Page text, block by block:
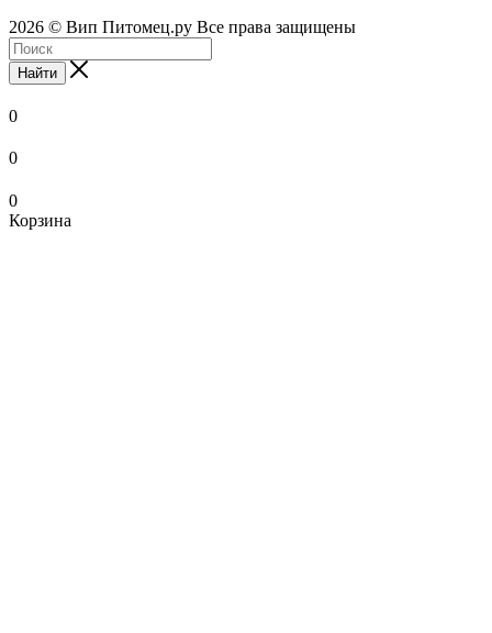
2026 © Вип Питомец.ру Все права защищены
Найти
0
0
0
Корзина